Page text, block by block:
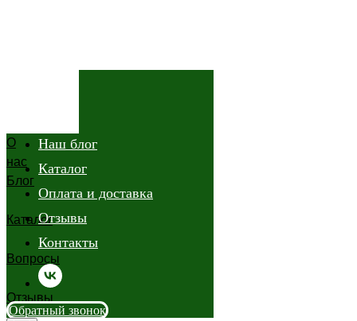
О
нас
Блог
Каталог
Вопросы
Отзывы
Наш блог
Каталог
Оплата и доставка
Отзывы
Контакты
Обратный звонок